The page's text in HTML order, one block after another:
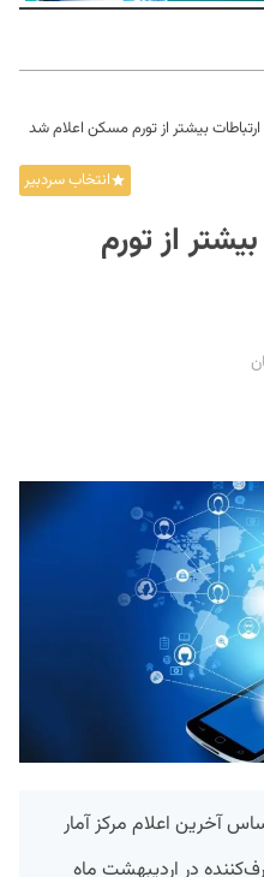
ارتباطات بیشتر از تورم مسکن اعلام شد
انتخاب سردبیر
از تورم
آخرین اعلام مرکز آمار
در اردیبهشت ماه